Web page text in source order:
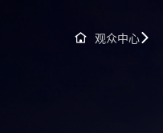
观众中心